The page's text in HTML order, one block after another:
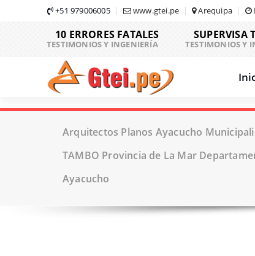
+51 979006005 www.gtei.pe Arequipa
10 ERRORES FATALES
TESTIMONIOS Y INGENIERÍA
SUPERVISA
TESTIMONIOS Y
Arquitectos Planos Ayacucho
TAMBO Provincia de La Mar
Ayacucho